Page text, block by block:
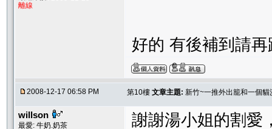
離線
好的 有後補到請
2008-12-17 06:58 PM 第10樓 文章主題: 新竹~一推外出籠和一個貓
willson
最愛: 牛奶.奶茶 謝謝湯小姐的割愛